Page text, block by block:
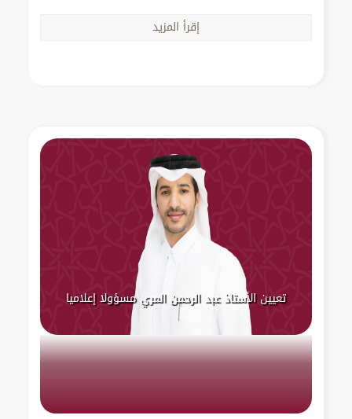
إقرأ المزيد
تعيين الأستاذ عبد الرحمن المري مسؤولا إعلاميا